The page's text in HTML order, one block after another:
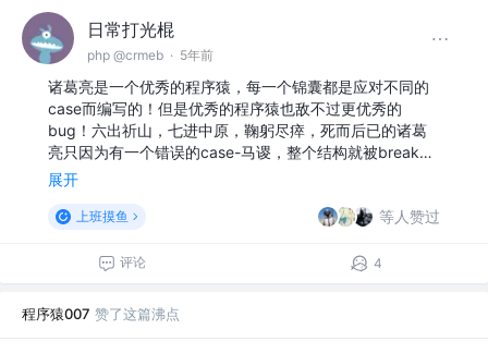
日常打光棍
php @crmeb · 5年前
诸葛亮是一个优秀的程序猿，每一个锦囊都是应对不同的
case而编写的！但是优秀的程序猿也敌不过更优秀的
bug！六出祈山，七进中原，鞠躬尽瘁，死而后已的诸葛
亮只因为有一个错误的case-马谡，整个结构就被break…
展开
上班摸鱼 等人赞过
评论 4
程序猿007 赞了这篇沸点